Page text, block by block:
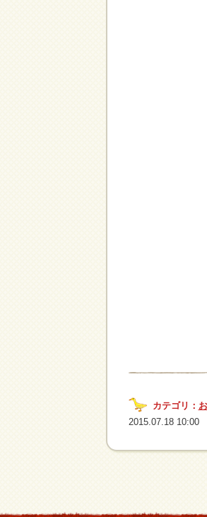
カテゴリ：
2015.07.18 10:00